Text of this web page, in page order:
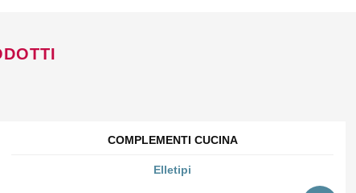
COMPLEMENTI CUCINA
Elletipi